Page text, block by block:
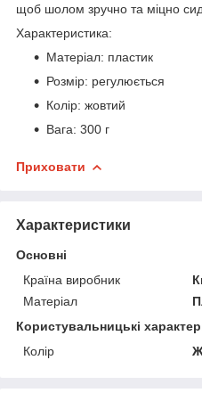
щоб шолом зручно та міцно
Характеристика:
Матеріал: пластик
Розмір: регулюється
Колір: жовтий
Вага: 300 г
Приховати
Характеристики
Основні
Країна виробник
Матеріал
Користувальницькі
Колір